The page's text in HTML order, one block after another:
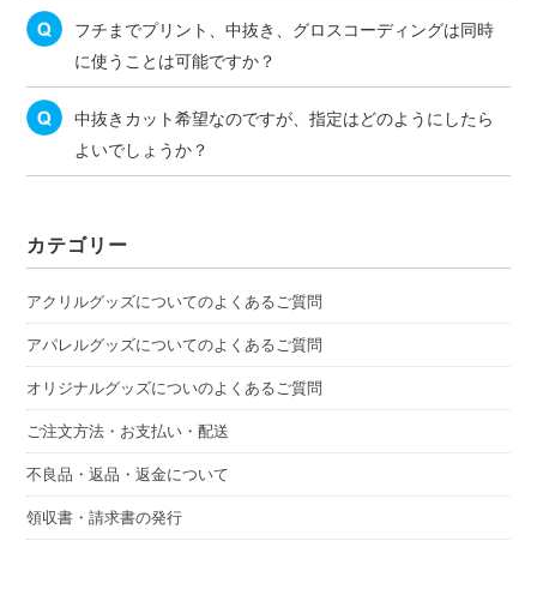
フチまでプリント、中抜き、グロスコーディングは同時
に使うことは可能ですか？
中抜きカット希望なのですが、指定はどのようにしたら
よいでしょうか？
カテゴリー
アクリルグッズについてのよくあるご質問
アパレルグッズについてのよくあるご質問
オリジナルグッズについのよくあるご質問
ご注文方法・お支払い・配送
不良品・返品・返金について
領収書・請求書の発行